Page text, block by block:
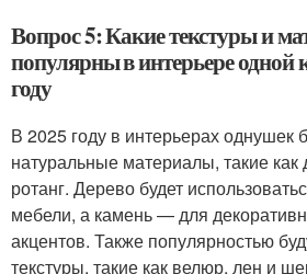
Вопрос 5: Какие текстуры и
популярны в интерьере одной
году
В 2025 году в интерьерах однушек
натуральные материалы, такие как
ротанг. Дерево будет
мебели, а камень — для
акцентов. Также популярностью
текстуры, такие как велюр, лен и